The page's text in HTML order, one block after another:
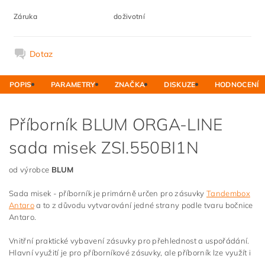
Záruka doživotní
Dotaz
POPIS PARAMETRY ZNAČKA DISKUZE HODNOCENÍ
Příborník BLUM ORGA-LINE
sada misek ZSI.550BI1N
od výrobce BLUM
Sada misek - příborník je primárně určen pro zásuvky Tandembox
Antaroa to z důvodu vytvarování jedné strany podle tvaru bočnice
Antaro.
Vnitřní praktické vybavení zásuvky pro přehlednost a uspořádání.
Hlavní využití je pro příborníkové zásuvky, ale příborník lze využít i